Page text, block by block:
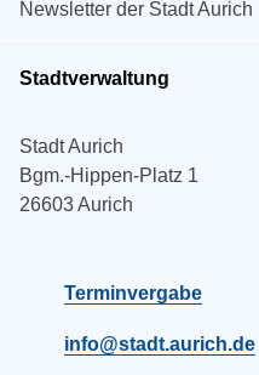
Newsletter der Stadt Aurich
Stadtverwaltung
Stadt Aurich
Bgm.-Hippen-Platz 1
26603 Aurich
Terminvergabe
info@stadt.aurich.de